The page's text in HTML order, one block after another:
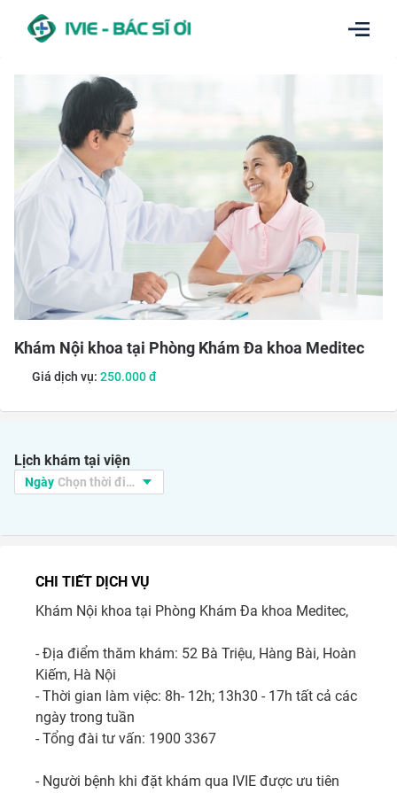
Khám Nội khoa tại Phòng Khám Đa khoa Meditec
Giá dịch vụ: 250.000đ
Lịch khám tại viện
CHI TIẾT DỊCH VỤ
Khám Nội khoa tại Phòng Khám Đa khoa Meditec,
- Địa điểm thăm khám: 52 Bà Triệu, Hàng Bài, Hoàn
Kiếm, Hà Nội
- Thời gian làm việc: 8h- 12h; 13h30 - 17h tất cả các
ngày trong tuần
- Tổng đài tư vấn: 1900 3367
- Người bệnh khi đặt khám qua IVIE được ưu tiên